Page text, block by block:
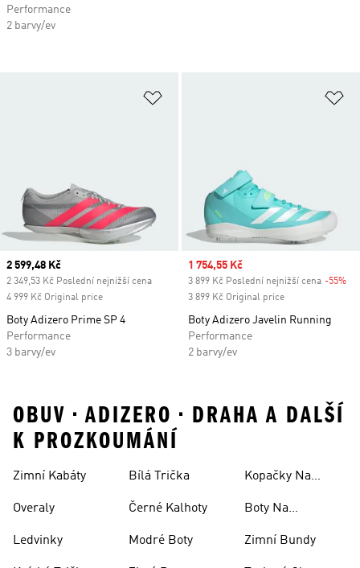
Current price
2 599,48 Kč
2 349,53 Kč Poslední nejnižší cena
4 999 Kč Original price
Boty Adizero Prime SP 4
Performance
3 barvy/ev
Sale price
1 754,55 Kč
3 899 Kč Poslední nejnižší cena -55%
3 899 Kč Original price
Boty Adizero Javelin Running
Performance
2 barvy/ev
Performance
2 barvy/ev
OBUV • ADIZERO • DRAHA A DALŠÍ
K PROZKOUMÁNÍ
Zimní Kabáty
Overaly
Ledvinky
Bílá Trička
Černé Kalhoty
Modré Boty
Kopačky Na
Boty Na
Zimní Bundy